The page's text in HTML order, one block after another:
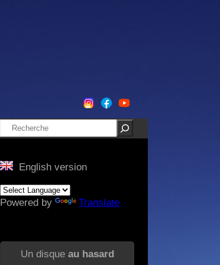
Rechercher
English version
Powered by Translate
Un disque au hasard